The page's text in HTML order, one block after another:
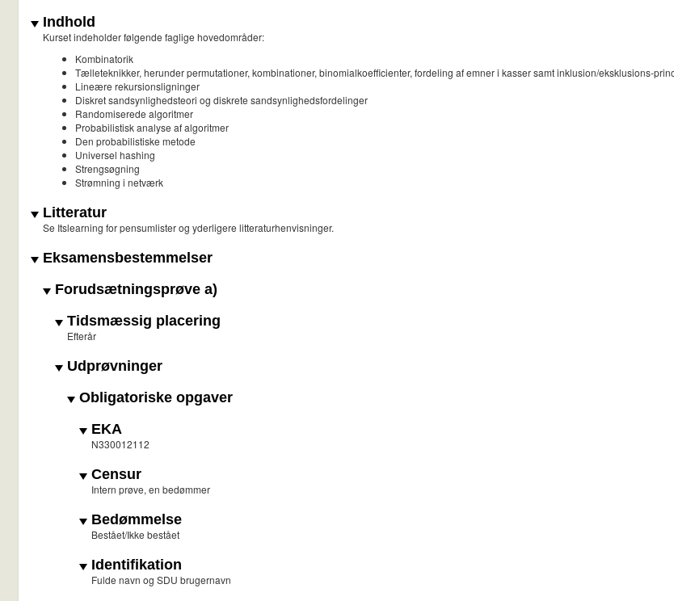
Indhold
Kurset indeholder følgende faglige hovedområder:
Kombinatorik
Tælleteknikker, herunder permutationer, kombinationer, binomialkoefficienter, fordeling af emner i kasser samt inklusion/eksklusions-
Lineære rekursionsligninger
Diskret sandsynlighedsteori og diskrete sandsynlighedsfordelinger
Randomiserede algoritmer
Probabilistisk analyse af algoritmer
Den probabilistiske metode
Universel hashing
Strengsøgning
Strømning i netværk
Litteratur
Se Itslearning for pensumlister og yderligere litteraturhenvisninger.
Eksamensbestemmelser
Forudsætningsprøve a)
Tidsmæssig placering
Efterår
Udprøvninger
Obligatoriske opgaver
EKA
N330012112
Censur
Intern prøve, en bedømmer
Bedømmelse
Bestået/Ikke bestået
Identifikation
Fulde navn og SDU brugernavn